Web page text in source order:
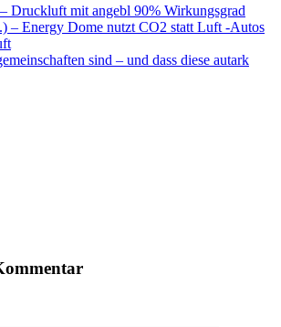
Druckluft mit angebl 90% Wirkungsgrad
– Energy Dome nutzt CO2 statt Luft -Autos
sind – und dass diese autark